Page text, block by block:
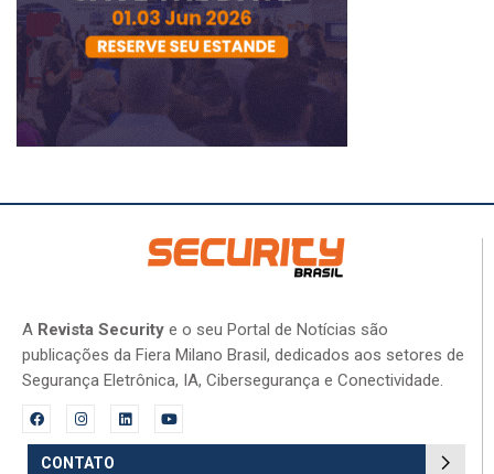
A Revista Security e o seu Portal de Notícias são
publicações da Fiera Milano Brasil, dedicados aos setores de
Segurança Eletrônica, IA, Cibersegurança e Conectividade.
CONTATO